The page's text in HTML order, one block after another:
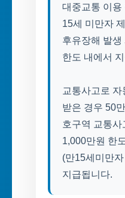
대중교통 이용
15세 미만자
후유장해 발생
한도 내에서
교통사고로
받은 경우 50
호구역 교통사
1,000만원 한
(만15세미만자
지급됩니다.